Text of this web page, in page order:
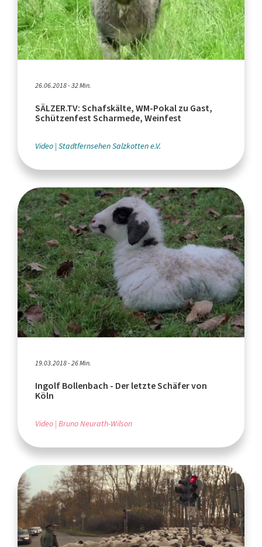
26.06.2018 - 32 Min.
SÄLZER.TV: Schafskälte, WM-Pokal zu Gast,
Schützenfest Scharmede, Weinfest
Video Stadtfernsehen Salzkotten e.V.
19.03.2018 - 26 Min.
Ingolf Bollenbach - Der letzte Schäfer von
Köln
Video Bruno Neurath-Wilson